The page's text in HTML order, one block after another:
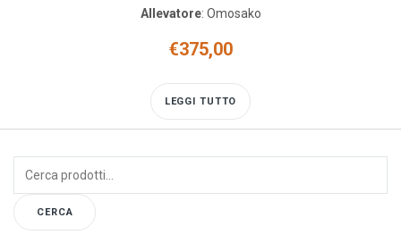
Allevatore: Omosako
€375,00
LEGGI TUTTO
CERCA